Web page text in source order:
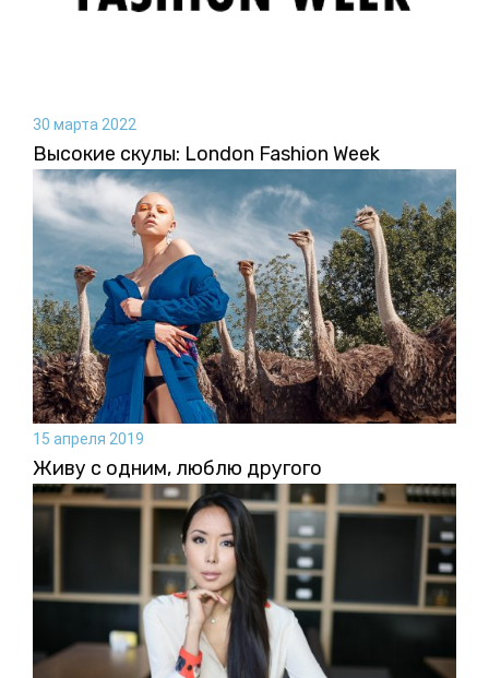
30 марта 2022
Высокие скулы: London Fashion Week
15 апреля 2019
Живу с одним, люблю другого